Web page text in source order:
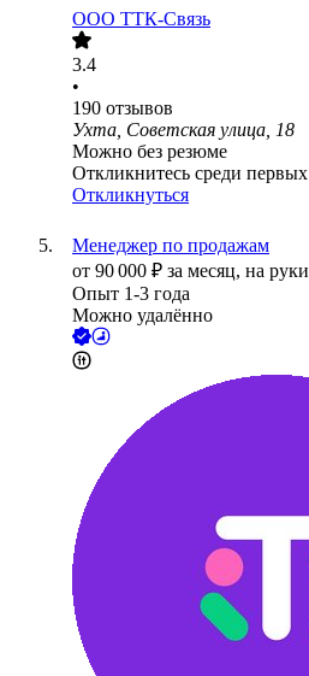
ООО ТТК-Связь
3.4
•
190 отзывов
Ухта, Советская улица, 18
Можно без резюме
Откликнитесь среди первых
Откликнуться
Менеджер по продажам
от 90 000 ₽ за месяц, на руки
Опыт 1-3 года
Можно удалённо